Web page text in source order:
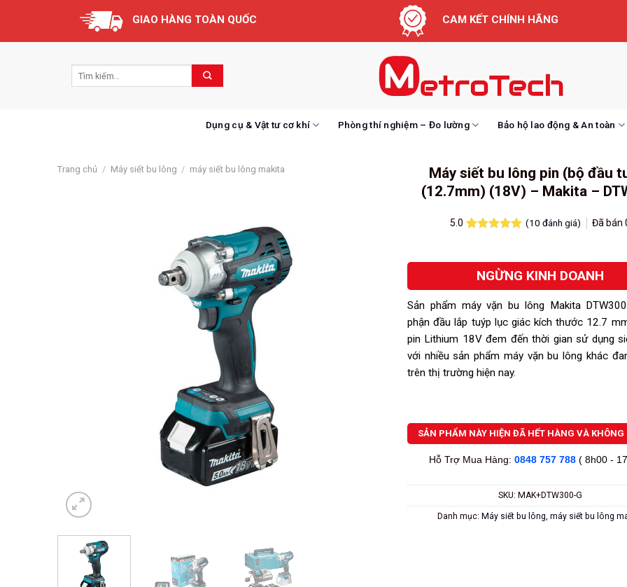
content
GIAO HÀNG TOÀN QUỐC CAM KẾT CHÍNH HÃNG
Dụng cụ & Vật tư cơ khí Phòng thí nghiệm – Đo lường Bảo hộ lao động & An toàn
Trang chủ / Máy siết bu lông / máy siết bu lông makita
Máy siết bu lông pin (bộ đầu
(12.7mm) (18V) – Makita –
5.0
đánh giá
(10 đánh giá) Đã bán
NGỪNG KINH DOANH
Sản phẩm máy vặn bu lông Makita
phận đầu lắp tuýp lục giác kích thước 12.7
pin Lithium 18V đem đến thời gian sử dụng
với nhiều sản phẩm máy vặn bu lông khác
trên thị trường hiện nay.
SẢN PHẨM NÀY HIỆN ĐÃ HẾT HÀNG VÀ KHÔNG
Hỗ Trợ Mua Hàng:0848 757 788 ( 8h00 -
SKU: MAK+DTW300-G
Danh mục: Máy siết bu lông, máy siết bu lông